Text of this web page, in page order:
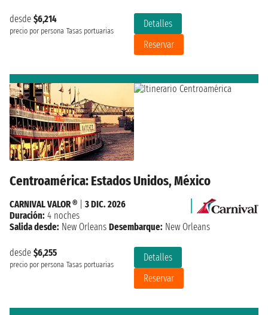
desde $6,214
precio por persona Tasas portuarias
Detalles
Reservar
Centroamérica: Estados Unidos, México
desde $6,255
precio por persona Tasas portuarias
Detalles
Reservar
CARNIVAL VALOR ®
3 DIC. 2026
Duración: 4 noches
Salida desde: New Orleans Desembarque: New Orleans